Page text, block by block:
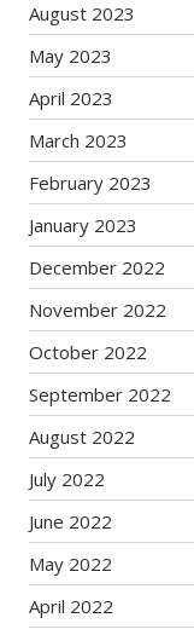
August 2023
May 2023
April 2023
March 2023
February 2023
January 2023
December 2022
November 2022
October 2022
September 2022
August 2022
July 2022
June 2022
May 2022
April 2022